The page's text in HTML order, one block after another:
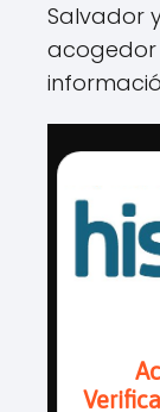
Salvador